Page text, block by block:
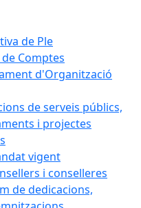
de Ple
Comptes
d'Organització
de serveis públics,
i projectes
vigent
i conselleres
de dedicacions,